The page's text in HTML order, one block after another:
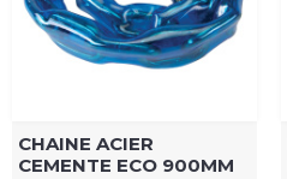
CHAINE ACIER
CEMENTE ECO 900MM